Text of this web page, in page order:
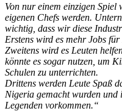
Von nur einem einzigen Spiel
eigenen Chefs werden.
wichtig, dass wir diese
Erstens wird es mehr Jobs für
Zweitens wird es Leuten
könnte es sogar nutzen, um
Schulen zu unterrichten.
Drittens werden Leute Spaß
Nigeria gemacht wurden und
Legenden vorkommen.“